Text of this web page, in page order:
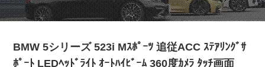
保証＆サービス
アクセスマップ
特別作業について
オーダーサービス
BMW 5シリーズ 523i Mｽﾎﾟｰﾂ 追従ACC ｽﾃｱﾘﾝｸﾞｻ
ﾎﾟｰﾄ LEDﾍｯﾄﾞﾗｲﾄ ｵｰﾄﾊｲﾋﾞｰﾑ 360度ｶﾒﾗ ﾀｯﾁ画面